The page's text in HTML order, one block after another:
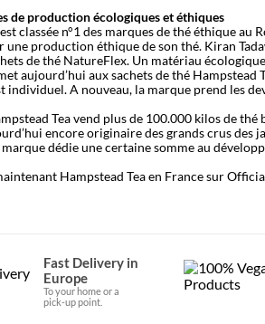
de production écologiques et éthiques
classée n°1 des marques de thé éthique
production éthique de son thé. Kiran
de thé NatureFlex. Un matériau
aujourd’hui aux sachets de thé
individuel. A nouveau, la marque prend les
Tea vend plus de 100.000 kilos de
encore originaire des grands crus des
dédie une certaine somme au
Hampstead Tea en France sur
Fast Delivery in
Europe
To your home or a
pick-up point.